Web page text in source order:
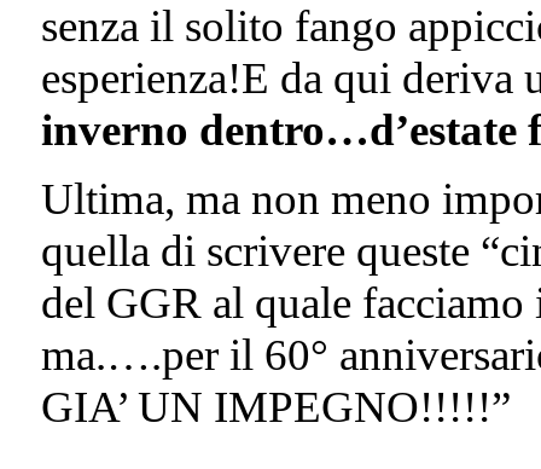
senza il solito fango
esperienza!E da qui
inverno dentro…d’estate
Ultima, ma non meno
quella di scrivere queste
del GGR al quale
ma.….per il 60°
GIA’ UN IMPEGNO!!!!!”